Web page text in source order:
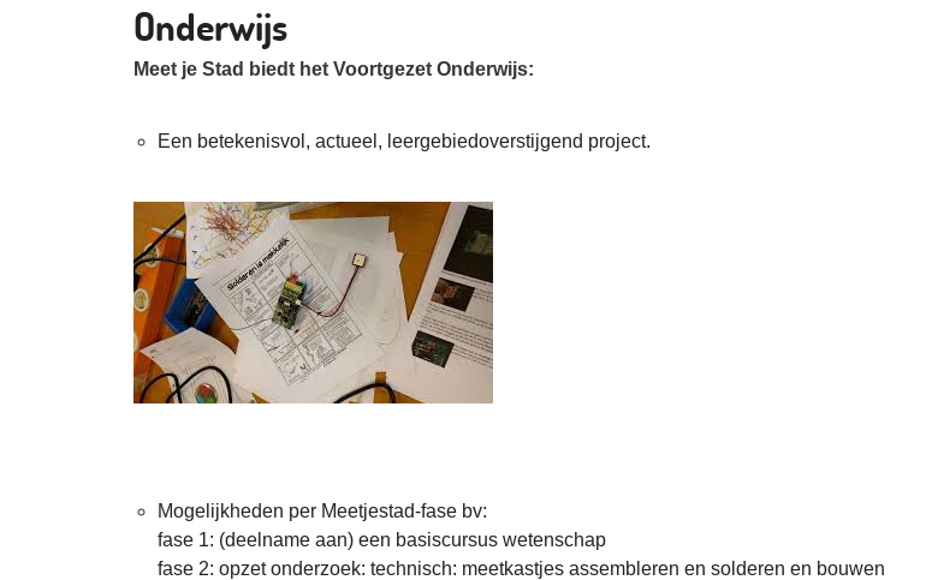
Onderwijs
Meet je Stad biedt het Voortgezet Onderwijs:
Een betekenisvol, actueel, leergebiedoverstijgend project.
Mogelijkheden per Meetjestad-fase bv:
fase 1: (deelname aan) een basiscursus wetenschap
fase 2: opzet onderzoek: technisch: meetkastjes assembleren en solderen en bouwen